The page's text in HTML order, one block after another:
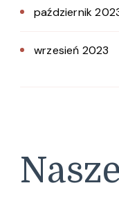
październik
wrzesień 2023